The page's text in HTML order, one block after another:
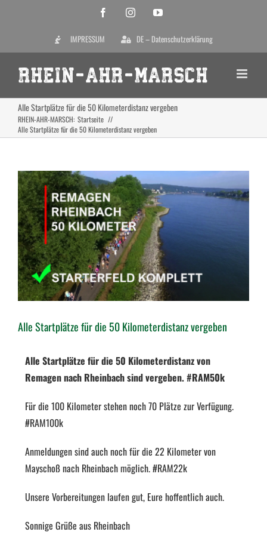
FacebookInstagramYouTube
IMPRESSUM DE – Datenschutzerklärung
Alle Startplätze für die 50 Kilometerdistanz vergeben
RHEIN-AHR-MARSCH: Startseite
Alle Startplätze für die 50 Kilometerdistanz vergeben
Zeige
grösseres
Bild
Alle Startplätze für die 50 Kilometerdistanz vergeben
Alle Startplätze für die 50 Kilometerdistanz von
Remagen nach Rheinbach sind vergeben. #RAM50k
Für die 100 Kilometer stehen noch 70 Plätze zur Verfügung.
#RAM100k
Anmeldungen sind auch noch für die 22 Kilometer von
Mayschoß nach Rheinbach möglich. #RAM22k
Unsere Vorbereitungen laufen gut, Eure hoffentlich auch.
Sonnige Grüße aus Rheinbach